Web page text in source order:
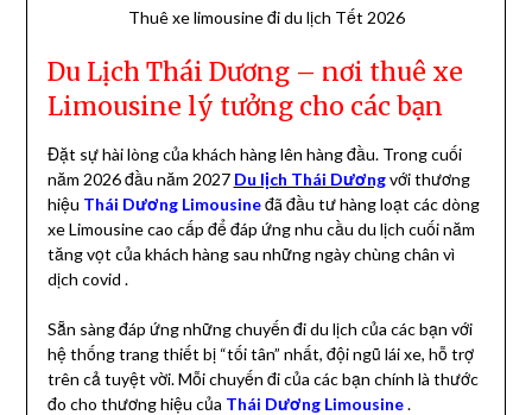
Thuê xe limousine đi du lịch Tết 2026
Du Lịch Thái Dương – nơi thuê xe
Limousine lý tưởng cho các bạn
Đặt sự hài lòng của khách hàng lên hàng đầu. Trong cuối
năm 2026 đầu năm 2027 Du lịch Thái Dươngvới thương
hiệu Thái Dương Limousineđã đầu tư hàng loạt các dòng
xe Limousine cao cấp để đáp ứng nhu cầu du lịch cuối năm
tăng vọt của khách hàng sau những ngày chùng chân vì
dịch covid .
Sẵn sàng đáp ứng những chuyến đi du lịch của các bạn với
hệ thống trang thiết bị “tối tân” nhất, đội ngũ lái xe, hỗ trợ
trên cả tuyệt vời. Mỗi chuyến đi của các bạn chính là thước
đo cho thương hiệu của Thái Dương Limousine.